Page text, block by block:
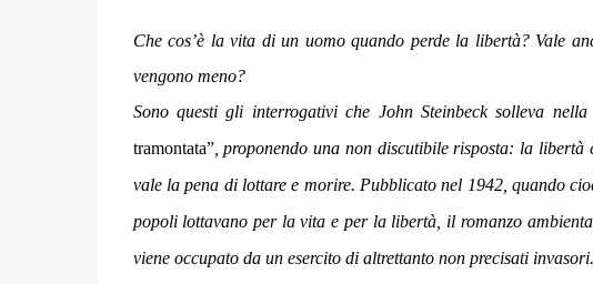
Che cos’è la vita di un uomo quando perde la libertà? Vale
vengono meno?
Sono questi gli interrogativi che John Steinbeck solleva
tramontata”, proponendo una non discutibile risposta: la libertà
vale la pena di lottare e morire. Pubblicato nel 1942, quando
popoli lottavano per la vita e per la libertà, il romanzo
viene occupato da un esercito di altrettanto non precisati invasori.